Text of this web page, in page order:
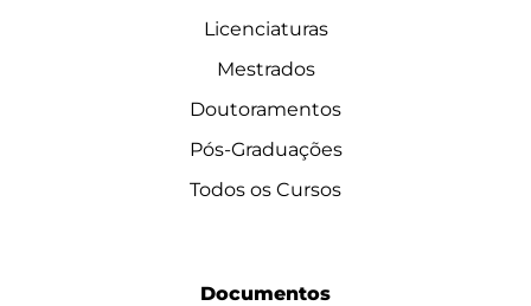
Licenciaturas
Mestrados
Doutoramentos
Pós-Graduações
Todos os Cursos
Documentos